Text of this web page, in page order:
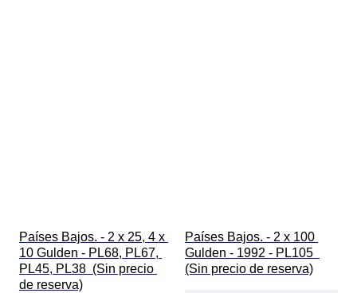
Países Bajos. - 2 x 25, 4 x
10 Gulden - PL68, PL67,
PL45, PL38  (Sin precio
de reserva)
Países Bajos. - 2 x 100
Gulden - 1992 - PL105
(Sin precio de reserva)